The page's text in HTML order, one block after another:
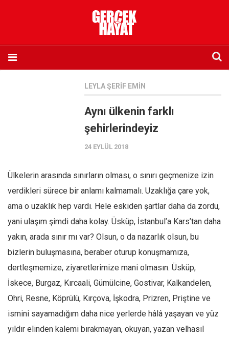
Abone olmak istiyorum
Sosyal Medya
Twitter
Facebook
Instagram
YouTube
Editörden
Yazarlar
LEYLA ŞERIF EMIN
Aynı ülkenin farklı
şehirlerindeyiz
24 EYLÜL 2018
Ülkelerin arasında sınırların olması, o sınırı geçmenize izin
verdikleri sürece bir anlamı kalmamalı. Uzaklığa çare yok,
ama o uzaklık hep vardı. Hele eskiden şartlar daha da zordu,
yani ulaşım şimdi daha kolay. Üsküp, İstanbul’a Kars’tan daha
yakın, arada sınır mı var? Olsun, o da nazarlık olsun, bu
bizlerin buluşmasına, beraber oturup konuşmamıza,
dertleşmemize, ziyaretlerimize mani olmasın. Üsküp,
İskece, Burgaz, Kırcaali, Gümülcine, Gostivar, Kalkandelen,
Ohri, Resne, Köprülü, Kırçova, İşkodra, Prizren, Priştine ve
ismini sayamadığım daha nice yerlerde hâlâ yaşayan ve yüz
yıldır elinden kalemi bırakmayan, okuyan, yazan velhasıl